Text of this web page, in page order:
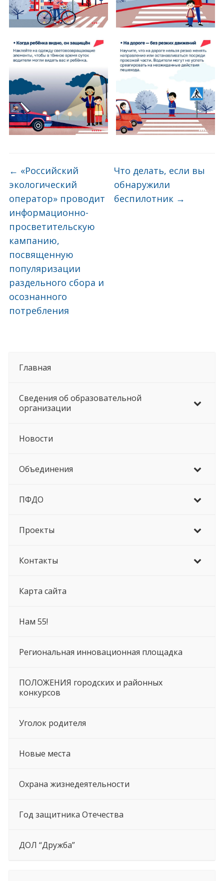
Главная
Сведения об образовательной
организации
Новости
Объединения
ПФДО
Проекты
Контакты
Карта сайта
Нам 55!
Региональная инновационная площадка
ПОЛОЖЕНИЯ городских и районных
конкурсов
Уголок родителя
Новые места
Охрана жизнедеятельности
Год защитника Отечества
ДОЛ “Дружба”
← «Российский
экологический
оператор» проводит
информационно-
просветительскую
кампанию,
посвященную
популяризации
раздельного сбора и
осознанного
потребления
Что делать, если вы
обнаружили
беспилотник →